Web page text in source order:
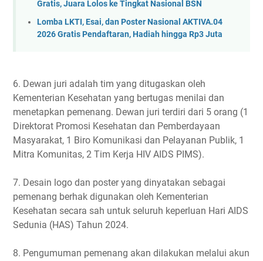
Gratis, Juara Lolos ke Tingkat Nasional BSN
Lomba LKTI, Esai, dan Poster Nasional AKTIVA.04
2026 Gratis Pendaftaran, Hadiah hingga Rp3 Juta
6. Dewan juri adalah tim yang ditugaskan oleh
Kementerian Kesehatan yang bertugas menilai dan
menetapkan pemenang. Dewan juri terdiri dari 5 orang (1
Direktorat Promosi Kesehatan dan Pemberdayaan
Masyarakat, 1 Biro Komunikasi dan Pelayanan Publik, 1
Mitra Komunitas, 2 Tim Kerja HIV AIDS PIMS).
7. Desain logo dan poster yang dinyatakan sebagai
pemenang berhak digunakan oleh Kementerian
Kesehatan secara sah untuk seluruh keperluan Hari AIDS
Sedunia (HAS) Tahun 2024.
8. Pengumuman pemenang akan dilakukan melalui akun